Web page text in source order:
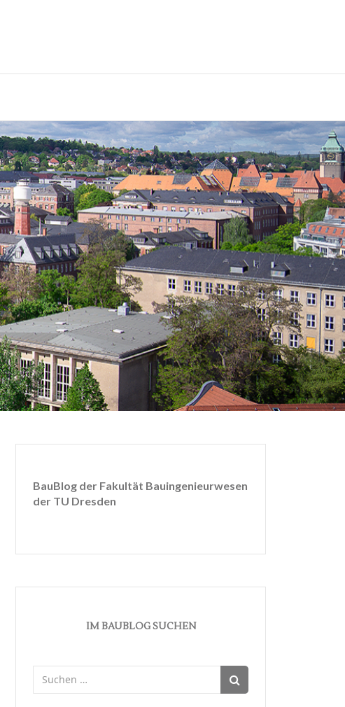
BauBlog der Fakultät Bauingenieurwesen
der TU Dresden
IM BAUBLOG SUCHEN
nach: